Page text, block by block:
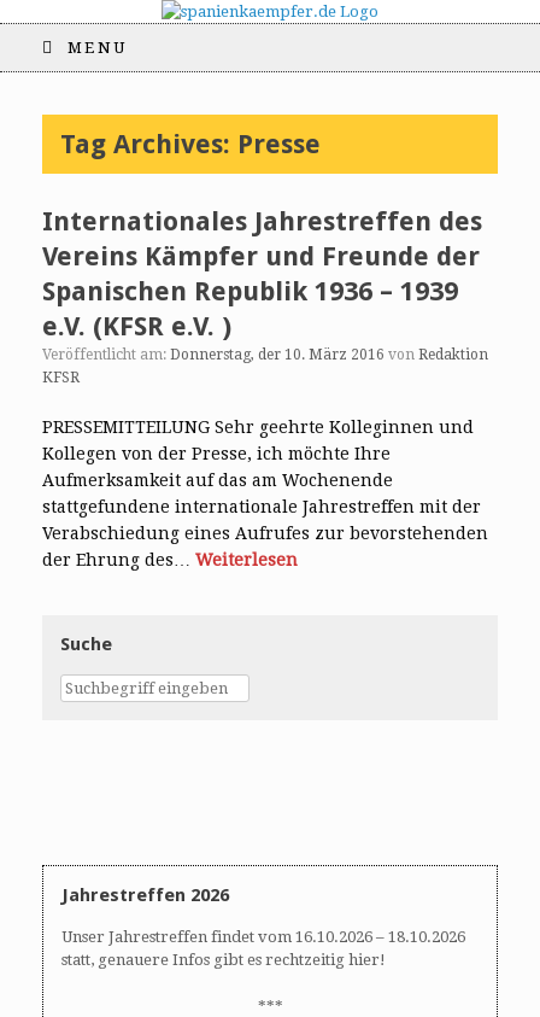
MENU
Tag Archives: Presse
Internationales Jahrestreffen des
Vereins Kämpfer und Freunde der
Spanischen Republik 1936 – 1939
e.V. (KFSR e.V. )
Veröffentlicht am: Donnerstag, der 10. März 2016 von Redaktion
KFSR
PRESSEMITTEILUNG Sehr geehrte Kolleginnen und
Kollegen von der Presse, ich möchte Ihre
Aufmerksamkeit auf das am Wochenende
stattgefundene internationale Jahrestreffen mit der
Verabschiedung eines Aufrufes zur bevorstehenden
der Ehrung des… Weiterlesen
Suche
Jahrestreffen 2026
Unser Jahrestreffen findet vom 16.10.2026 – 18.10.2026
statt, genauere Infos gibt es rechtzeitig hier!
***